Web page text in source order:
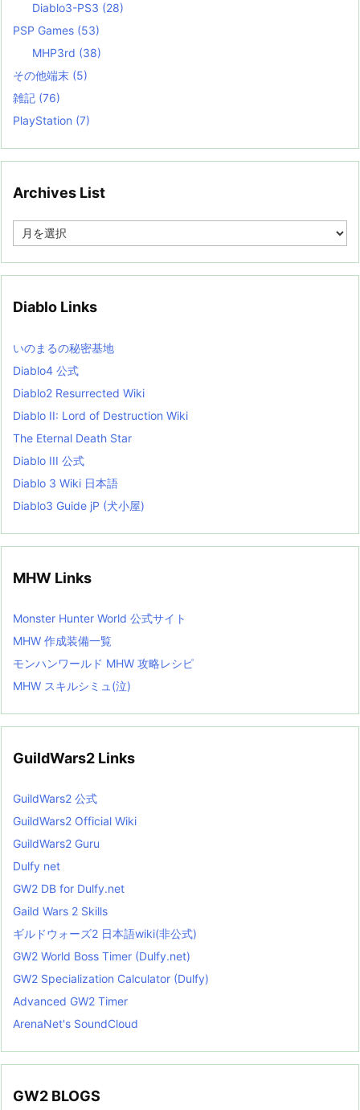
Diablo3-PS3 (28)
PSP Games (53)
MHP3rd (38)
その他端末 (5)
雑記 (76)
PlayStation (7)
Archives List
e
i
s
t
Diablo Links
いのまるの秘密基地
Diablo4 公式
Diablo2 Resurrected Wiki
Diablo II: Lord of Destruction Wiki
The Eternal Death Star
Diablo III 公式
Diablo 3 Wiki 日本語
Diablo3 Guide jP (犬小屋)
MHW Links
Monster Hunter World 公式サイト
MHW 作成装備一覧
モンハンワールド MHW 攻略レシピ
MHW スキルシミュ(泣)
GuildWars2 Links
GuildWars2 公式
GuildWars2 Official Wiki
GuildWars2 Guru
Dulfy net
GW2 DB for Dulfy.net
Gaild Wars 2 Skills
ギルドウォーズ2 日本語wiki(非公式)
GW2 World Boss Timer (Dulfy.net)
GW2 Specialization Calculator (Dulfy)
Advanced GW2 Timer
ArenaNet's SoundCloud
GW2 BLOGS